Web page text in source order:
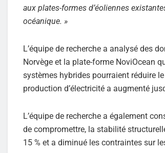
aux plates-formes d’éoliennes
océanique. »
L’équipe de recherche a analysé des
Norvège et la plate-forme NoviOcean
systèmes hybrides pourraient réduire
production d’électricité a augmenté
L’équipe de recherche a également
de compromettre, la stabilité
15 % et a diminué les contraintes sur